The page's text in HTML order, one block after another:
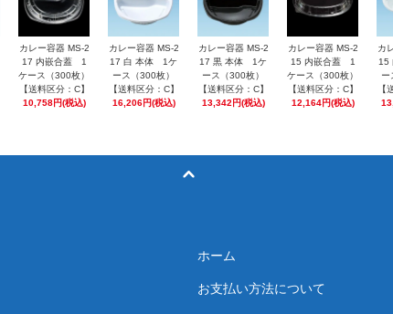
カレー容器 MS-2
17 内嵌合蓋 1
ケース（300枚）
【送料区分：C】
10,758円(税込)
カレー容器 MS-2
17 白 本体 1ケ
ース（300枚）
【送料区分：C】
16,206円(税込)
カレー容器 MS-2
17 黒 本体 1ケ
ース（300枚）
【送料区分：C】
13,342円(税込)
カレー容器 MS-2
15 内嵌合蓋 1
ケース（300枚）
【送料区分：C】
12,164円(税込)
カ
15
ー
【
ホーム
お支払い方法について